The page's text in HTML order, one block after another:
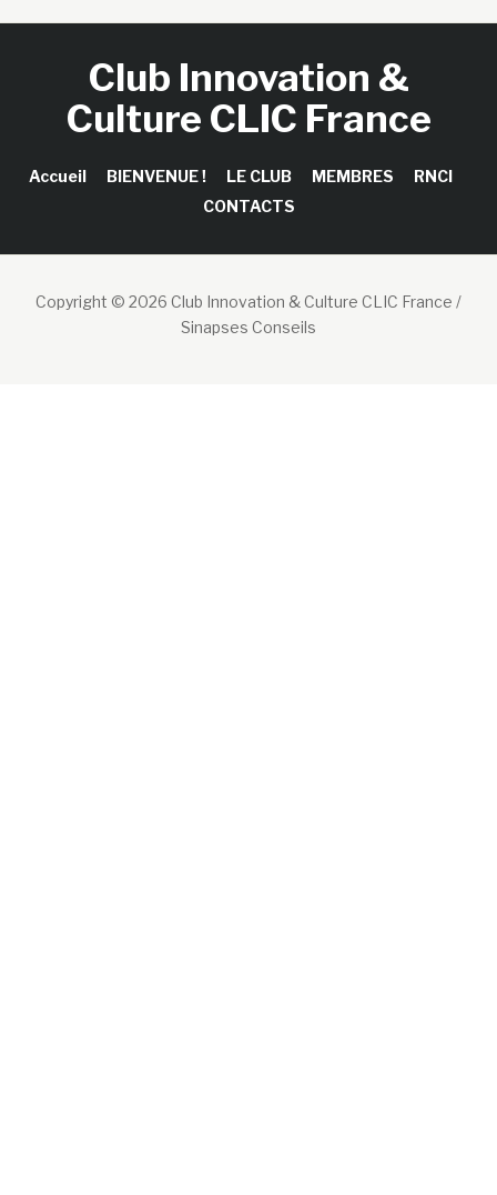
Club Innovation &
Culture CLIC France
Accueil BIENVENUE ! LE CLUB MEMBRES
RNCI
CONTACTS
Copyright © 2026 Club Innovation & Culture CLIC France /
Sinapses Conseils